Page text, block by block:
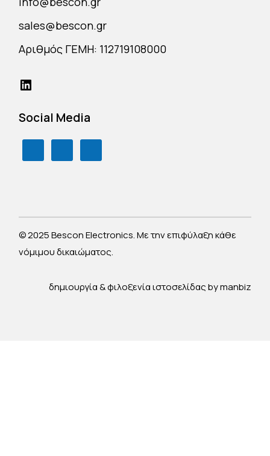
sales@bescon.gr
Αριθμός ΓΕΜΗ: 112719108000
Social Media
© 2025 Bescon Electronics. Με την επιφύλαξη κάθε
νόμιμου δικαιώματος.
δημιουργία & φιλοξενία ιστοσελίδας bymanbiz